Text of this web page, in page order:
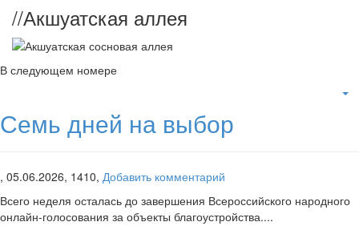
//Акшуатская аллея
В следующем номере
Семь дней на выбор
, 05.06.2026, 1410, Добавить комментарий
Всего неделя осталась до завершения Всероссийского народного
онлайн-голосования за объекты благоустройства....